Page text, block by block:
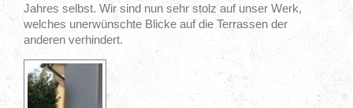
Jahres selbst. Wir sind nun sehr stolz auf unser Werk,
welches unerwünschte Blicke auf die Terrassen der
anderen verhindert.